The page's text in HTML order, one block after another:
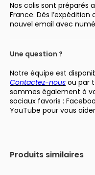
Nos colis sont préparés
France. Dès
nouvel email avec
Une question ?
Notre équipe est
Contactez-nous ou par
sommes également à
sociaux favoris :
YouTube pour vous
Produits similaires